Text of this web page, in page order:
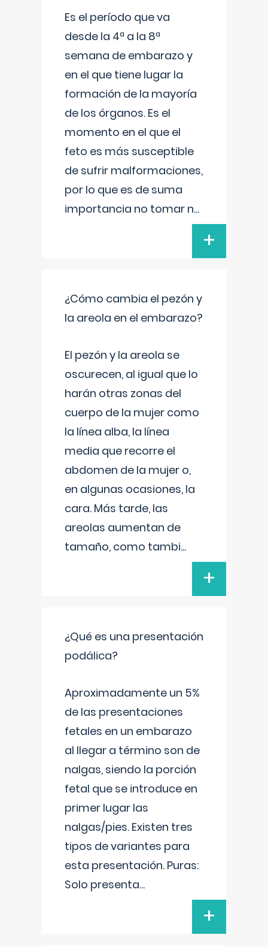
Es el período que va
desde la 4ª a la 8ª
semana de embarazo y
en el que tiene lugar la
formación de la mayoría
de los órganos. Es el
momento en el que el
feto es más susceptible
de sufrir malformaciones,
por lo que es de suma
importancia no tomar n...
+
¿Cómo cambia el pezón y
la areola en el embarazo?
El pezón y la areola se
oscurecen, al igual que lo
harán otras zonas del
cuerpo de la mujer como
la línea alba, la línea
media que recorre el
abdomen de la mujer o,
en algunas ocasiones, la
cara. Más tarde, las
areolas aumentan de
tamaño, como tambi...
+
¿Qué es una presentación
podálica?
Aproximadamente un 5%
de las presentaciones
fetales en un embarazo
al llegar a término son de
nalgas, siendo la porción
fetal que se introduce en
primer lugar las
nalgas/pies. Existen tres
tipos de variantes para
esta presentación. Puras:
Solo presenta...
+